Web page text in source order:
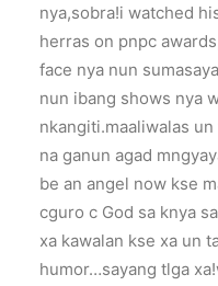
nya,sobra!i watched
herras on pnpc
face nya nun
nun ibang shows nya
nkangiti.maaliwalas
na ganun agad
be an angel now kse
cguro c God sa knya
xa kawalan kse xa un
humor…sayang tlga